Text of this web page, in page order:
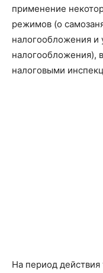
применение
режимов (о
налогообложения и
налогообложения),
налоговыми
На период